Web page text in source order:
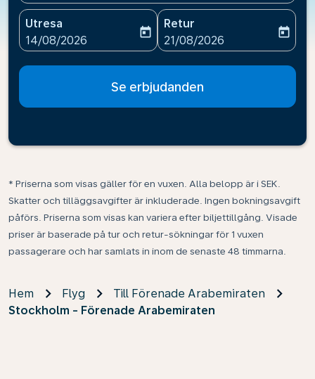
Utresa
fc-booking-departure-date-aria-label
14/08/2026
today
Retur
fc-booking-return-date-
21/08/2026
today
Se erbjudanden
* Priserna som visas gäller för en vuxen. Alla belopp är i SEK.
Skatter och tilläggsavgifter är inkluderade. Ingen bokningsavgift
påförs. Priserna som visas kan variera efter biljettillgång. Visade
priser är baserade på tur och retur-sökningar för 1 vuxen
passagerare och har samlats in inom de senaste 48 timmarna.
Hem Flyg
Till Förenade Arabemiraten
Stockholm - Förenade Arabemiraten